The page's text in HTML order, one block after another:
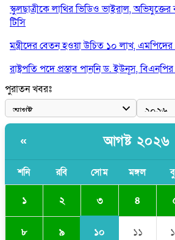
স্কুলছাত্রীকে লাথির ভিডিও ভাইরাল,
টিসি
মন্ত্রীদের বেতন হওয়া উচিত ১০ লাখ,
রাষ্ট্রপতি পদে প্রস্তাব পাননি ড. ইউনূস,
আধা কিলোমিটারের কাজ চলছে মাসের পর মাস:
নিত্য দুর্ভোগ
বিশ্ববিদ্যালয়ের ছাত্রী
পুলিশকে পিটিয়ে রক্তাক্ত করেছি এ দৃশ্য কি
নেতা
পুরাতন খবরঃ
« আগষ্ট ২০২৬
শনি রবি সোম মঙ্গল
১ ২ ৩ ৪
৮ ৯ ১০ ১১